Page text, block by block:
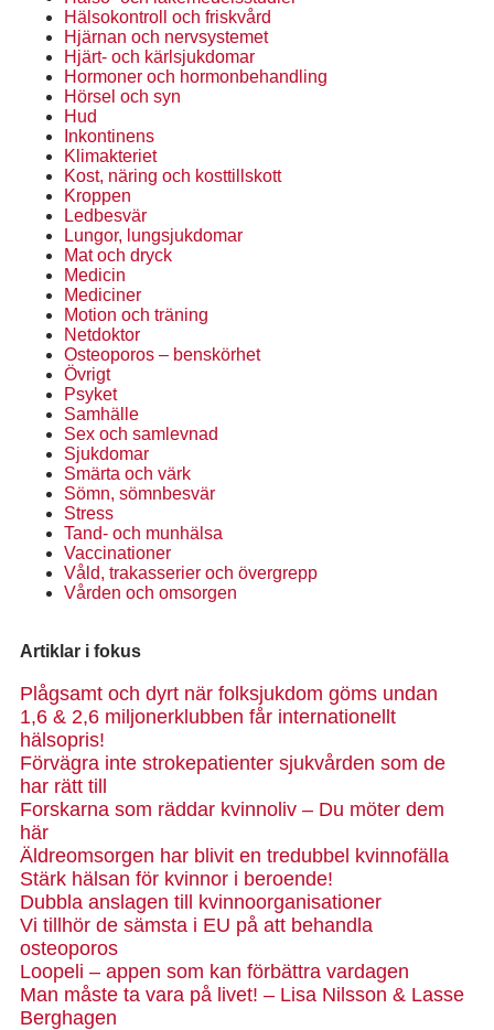
Hälsokontroll och friskvård
Hjärnan och nervsystemet
Hjärt- och kärlsjukdomar
Hormoner och hormonbehandling
Hörsel och syn
Hud
Inkontinens
Klimakteriet
Kost, näring och kosttillskott
Kroppen
Ledbesvär
Lungor, lungsjukdomar
Mat och dryck
Medicin
Mediciner
Motion och träning
Netdoktor
Osteoporos – benskörhet
Övrigt
Psyket
Samhälle
Sex och samlevnad
Sjukdomar
Smärta och värk
Sömn, sömnbesvär
Stress
Tand- och munhälsa
Vaccinationer
Våld, trakasserier och övergrepp
Vården och omsorgen
Artiklar i fokus
Plågsamt och dyrt när folksjukdom göms undan
1,6 & 2,6 miljonerklubben får internationellt
hälsopris!
Förvägra inte strokepatienter sjukvården som de
har rätt till
Forskarna som räddar kvinnoliv – Du möter dem
här
Äldreomsorgen har blivit en tredubbel kvinnofälla
Stärk hälsan för kvinnor i beroende!
Dubbla anslagen till kvinnoorganisationer
Vi tillhör de sämsta i EU på att behandla
osteoporos
Loopeli – appen som kan förbättra vardagen
Man måste ta vara på livet! – Lisa Nilsson & Lasse
Berghagen